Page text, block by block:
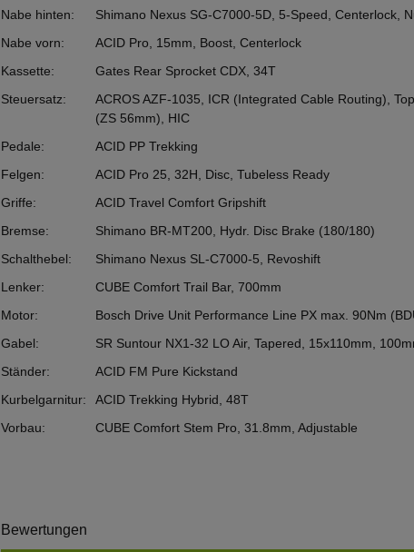
Nabe hinten:
Shimano Nexus SG-C7000-5D, 5-Speed, Centerlock,
Nabe vorn:
ACID Pro, 15mm, Boost, Centerlock
Kassette:
Gates Rear Sprocket CDX, 34T
Steuersatz:
ACROS AZF-1035, ICR (Integrated Cable Routing),
(ZS 56mm), HIC
Pedale:
ACID PP Trekking
Felgen:
ACID Pro 25, 32H, Disc, Tubeless Ready
Griffe:
ACID Travel Comfort Gripshift
Bremse:
Shimano BR-MT200, Hydr. Disc Brake (180/180)
Schalthebel:
Shimano Nexus SL-C7000-5, Revoshift
Lenker:
CUBE Comfort Trail Bar, 700mm
Motor:
Bosch Drive Unit Performance Line PX max. 90Nm
Gabel:
SR Suntour NX1-32 LO Air, Tapered, 15x110mm,
Ständer:
ACID FM Pure Kickstand
Kurbelgarnitur:
ACID Trekking Hybrid, 48T
Vorbau:
CUBE Comfort Stem Pro, 31.8mm, Adjustable
Bewertungen